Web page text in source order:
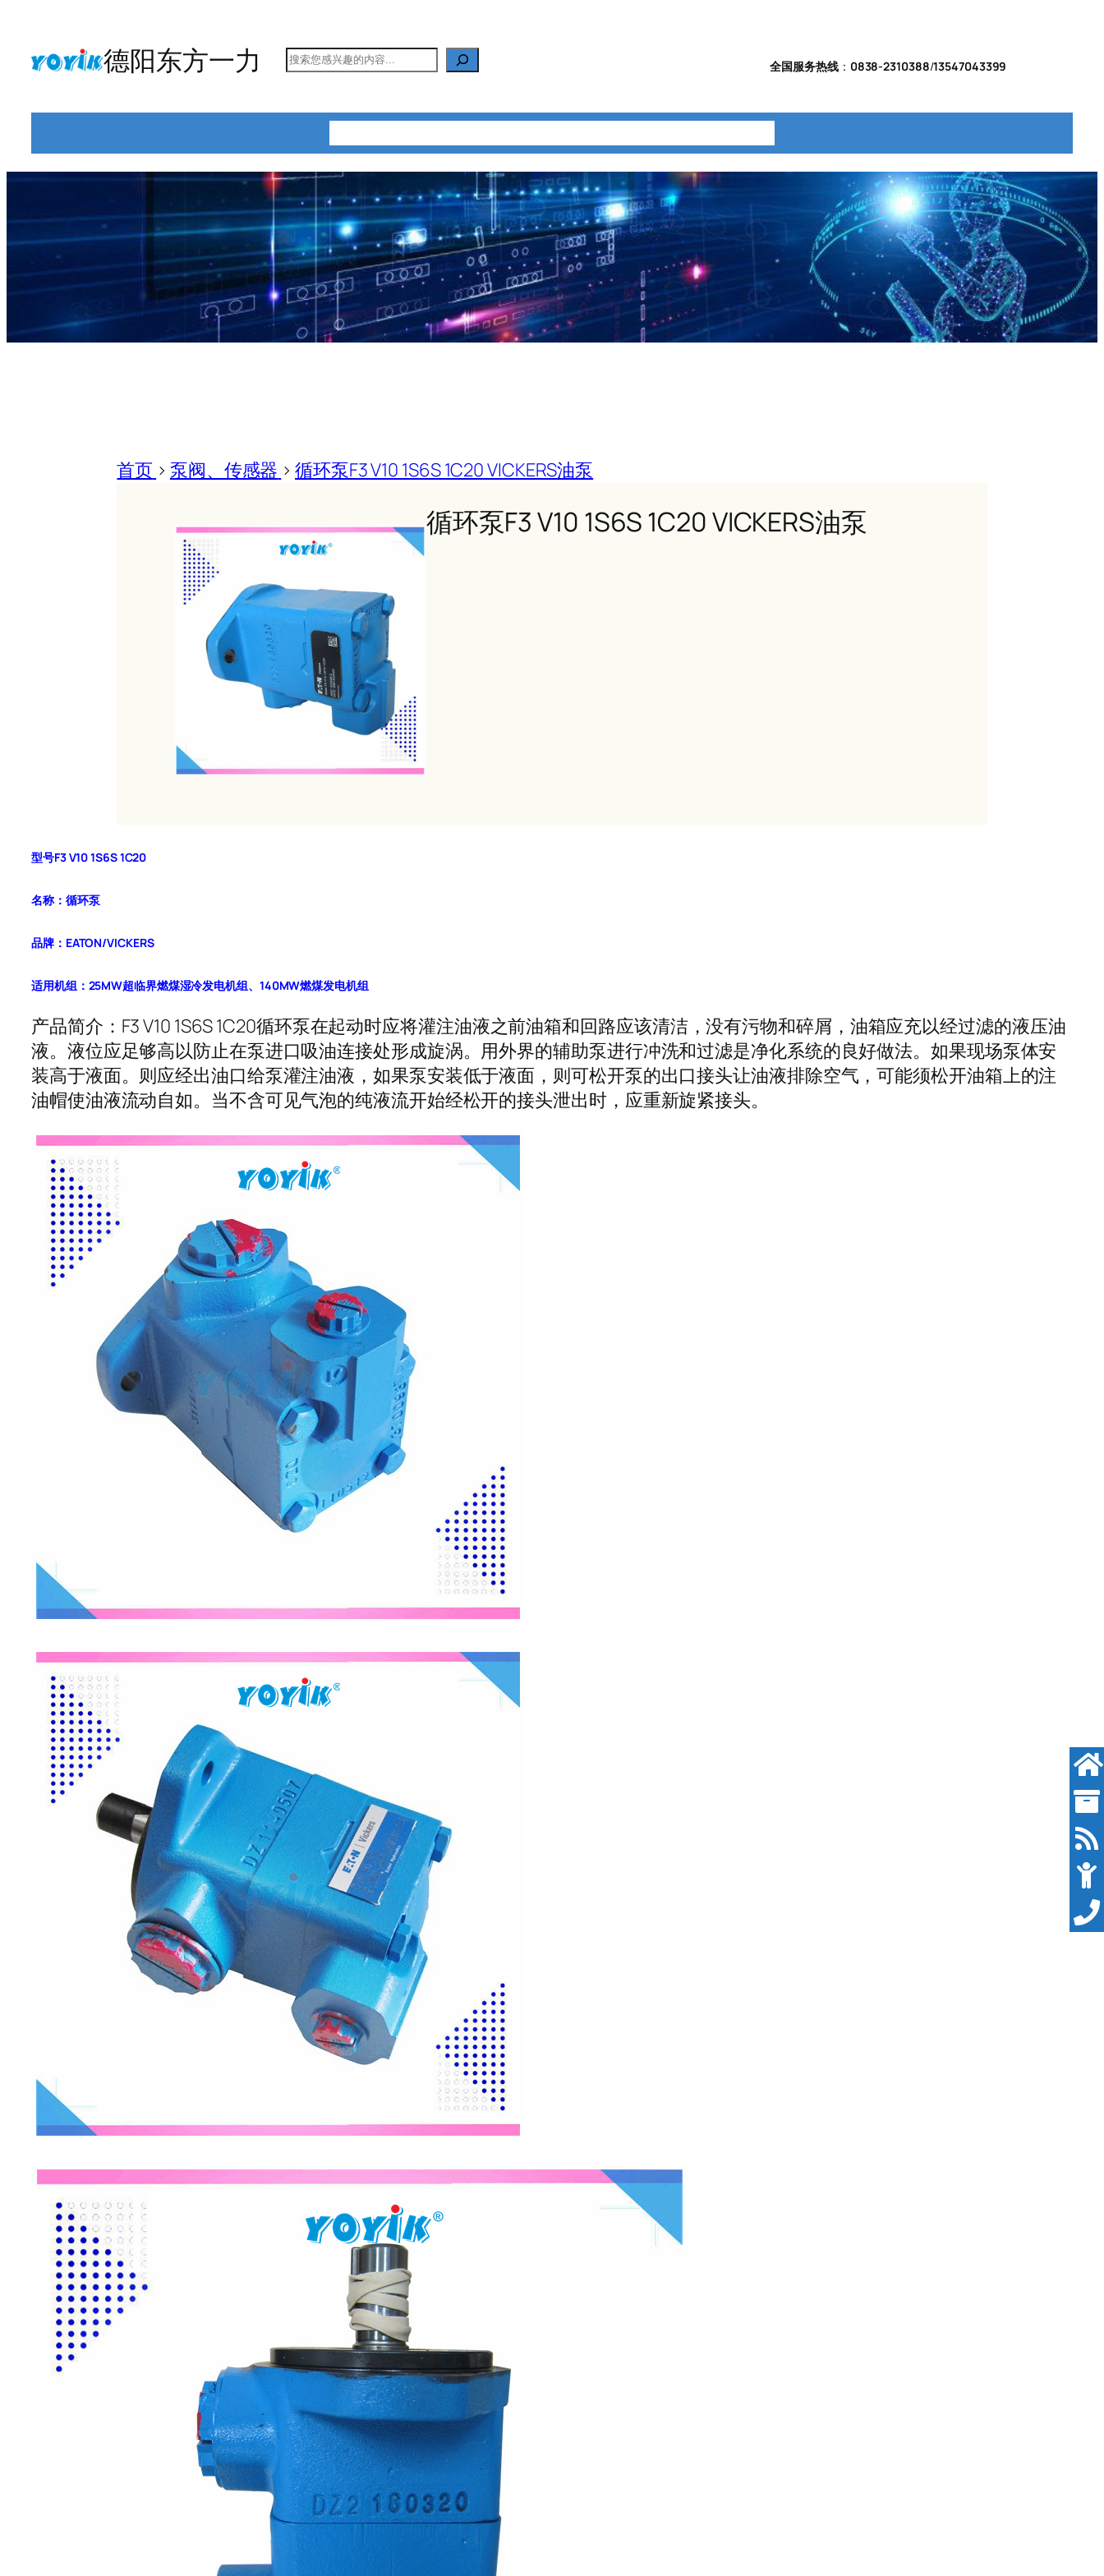
德阳东方一力
搜
全国服务热线： 0838-2310388/13547043399
首页 > 泵阀、传感器 >循环泵F3 V10 1S6S 1C20 VICKERS油泵
循环泵F3 V10 1S6S 1C20 VICKERS油泵
型号F3 V10 1S6S 1C20
名称：循环泵
品牌：EATON/VICKERS
适用机组：25MW超临界燃煤湿冷发电机组、140MW燃煤发电机组
产品简介：F3 V10 1S6S 1C20循环泵在起动时应将灌注油液之前油箱和回路应该清洁，没有污物和碎屑，油箱应充以经过滤的液压油
液。液位应足够高以防止在泵进口吸油连接处形成旋涡。用外界的辅助泵进行冲洗和过滤是净化系统的良好做法。如果现场泵体安
装高于液面。则应经出油口给泵灌注油液，如果泵安装低于液面，则可松开泵的出口接头让油液排除空气，可能须松开油箱上的注
油帽使油液流动自如。当不含可见气泡的纯液流开始经松开的接头泄出时，应重新旋紧接头。